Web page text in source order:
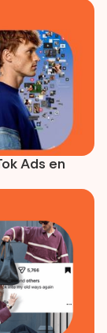
Ads en